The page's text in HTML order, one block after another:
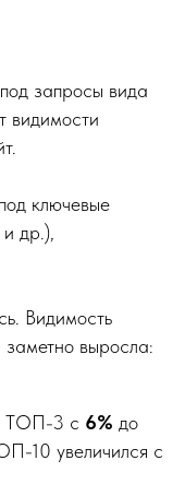
запросы вида
видимости
ключевые
др.),
Видимость
выросла:
ТОП-3 с 6% до
10 увеличился с